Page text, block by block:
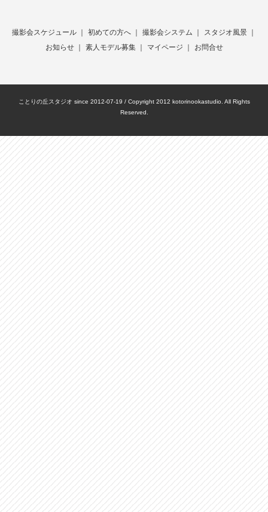
撮影会スケジュール 初めての方へ 撮影会システム スタジオ風景
お知らせ｜ 素人モデル募集｜ マイページ お問合せ
ことりの丘スタジオ since 2012-07-19 / Copyright 2012 kotorinookastudio. All Rights
Reserved.